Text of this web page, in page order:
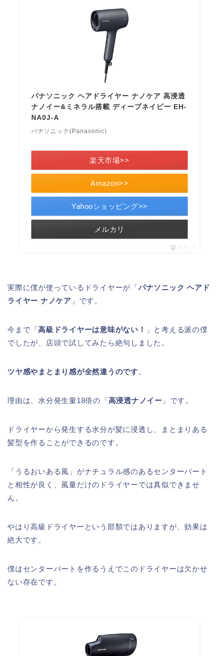
パナソニック ヘアドライヤー ナノケア 高浸透
ナノイー&ミネラル搭載 ディープネイビー EH-
NA0J-A
パナソニック(Panasonic)
Amazon>>
楽天市場>>
Yahooショッピング>>
メルカリ
ポチップ
実際に僕が使っているドライヤーが「パナソニック ヘアド
ライヤー ナノケア 」です。
今まで「高級ドライヤーは意味がない！
」と考える派の僕
でしたが、店頭で試してみたら絶句しました。
ツヤ感やまとまり感が全然違うのです。
理由は、水分発生量18倍の「高浸透ナノイー 」です。
ドライヤーから発生する水分が髪に浸透し、まとまりある
髪型を作ることができるのです。
「うるおいある風」がナチュラル感のあるセンターパート
と相性が良く、風量だけのドライヤーでは真似できませ
ん。
やはり高級ドライヤーという部類ではありますが、効果は
絶大です。
僕はセンターパートを作るうえでこのドライヤーは欠かせ
ない存在です。